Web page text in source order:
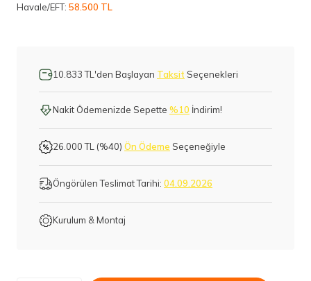
Havale/EFT: 58.500 TL
10.833 TL'den Başlayan Taksit Seçenekleri
Nakit Ödemenizde Sepette %10 İndirim!
26.000 TL (%40) Ön Ödeme Seçeneğiyle
Öngörülen Teslimat Tarihi: 04.09.2026
Kurulum & Montaj